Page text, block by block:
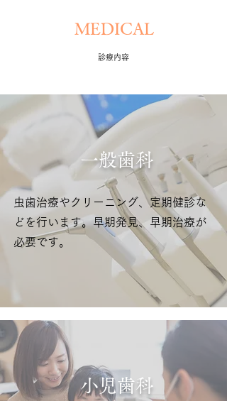
MEDICAL
診療内容
​一般歯科
虫歯治療やクリーニング、定期健診な
どを行います。早期発見、早期治療が
必要です。
​小児歯科